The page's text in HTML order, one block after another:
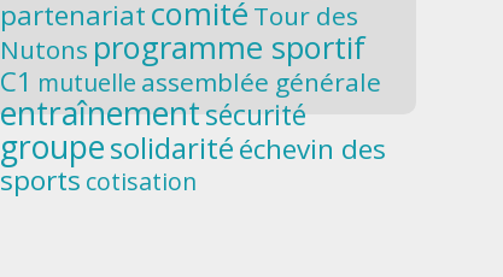
partenariat comité Tour des
Nutons programme sportif
C1 mutuelle assemblée générale
entraînementsécurité
groupesolidaritééchevin des
sports cotisation